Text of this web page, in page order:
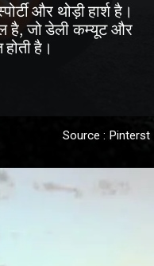
और थोड़ी हार्श है।
है, जो डेली कम्यूट और
Source : Pinterst